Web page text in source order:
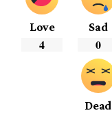
Love
4
Sad
0
Dead